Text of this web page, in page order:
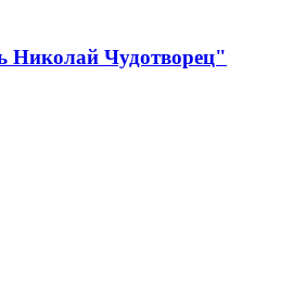
Николай Чудотворец"